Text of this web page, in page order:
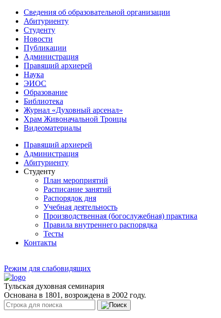
Сведения об образовательной организации
Абитуриенту
Студенту
Новости
Публикации
Администрация
Правящий архиерей
Наука
ЭИОС
Образование
Библиотека
Журнал «Духовный арсенал»
Храм Живоначальной Троицы
Видеоматериалы
Правящий архиерей
Администрация
Абитуриенту
Студенту
План мероприятий
Расписание занятий
Распорядок дня
Учебная деятельность
Производственная (богослужебная) практика
Правила внутреннего распорядка
Тесты
Контакты
Режим для слабовидящих
Тульская духовная семинария
Основана в 1801, возрождена в 2002 году.